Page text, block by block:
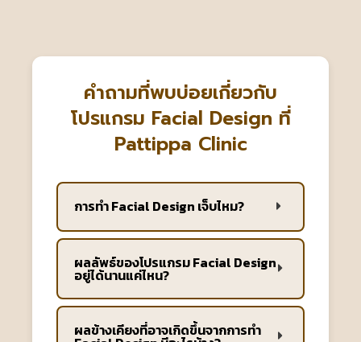
คำถามที่พบบ่อยเกี่ยวกับ
โปรแกรม Facial Design ที่
Pattippa Clinic
การทำ Facial Design เจ็บไหม?
ผลลัพธ์ของโปรแกรม Facial Design
อยู่ได้นานแค่ไหน?
ผลข้างเคียงที่อาจเกิดขึ้นจากการทำ